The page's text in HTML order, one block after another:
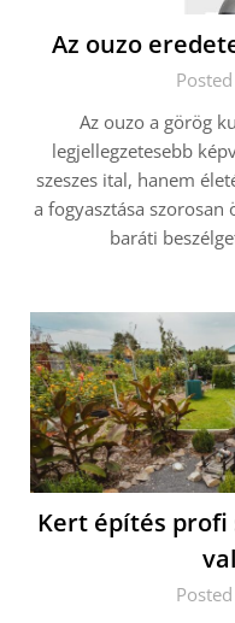
Az ouzo
Az ouzo a görög
legjellegzetesebb
szeszes ital, hanem
a fogyasztása szorosan
baráti
Kert építés profi